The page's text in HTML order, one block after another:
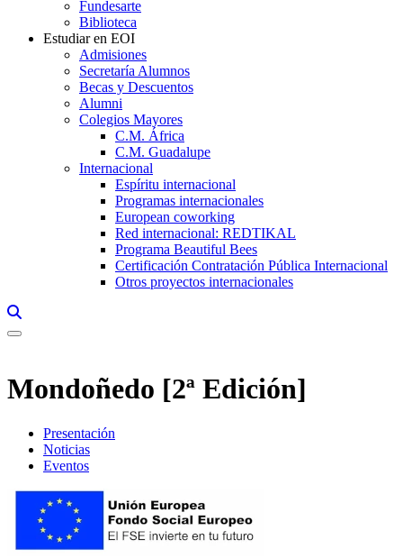
Fundesarte
Biblioteca
Estudiar en EOI
Admisiones
Secretaría Alumnos
Becas y Descuentos
Alumni
Colegios Mayores
C.M. África
C.M. Guadalupe
Internacional
Espíritu internacional
Programas internacionales
European coworking
Red internacional: REDTIKAL
Programa Beautiful Bees
Certificación Contratación Pública Internacional
Otros proyectos internacionales
Mondoñedo [2ª Edición]
Presentación
Noticias
Eventos